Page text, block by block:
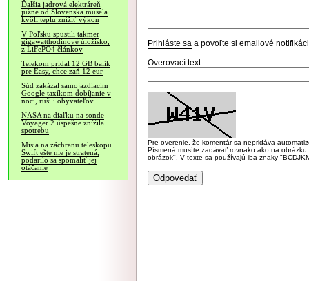
Ďalšia jadrová elektráreň
južne od Slovenska musela
kvôli teplu znížiť výkon
V Poľsku spustili takmer
gigawatthodinové úložisko,
z LiFePO4 článkov
Telekom pridal 12 GB balík
pre Easy, chce zaň 12 eur
Súd zakázal samojazdiacim
Google taxíkom dobíjanie v
noci, rušili obyvateľov
NASA na diaľku na sonde
Voyager 2 úspešne znížila
spotrebu
Misia na záchranu teleskopu
Swift ešte nie je stratená,
podarilo sa spomaliť jej
otáčanie
Prihláste sa a povoľte si emailové
Overovací text:
Pre overenie, že komentár sa nepridáva
Písmená musíte zadávať rovnako ako na
obrázok". V texte sa používajú iba znaky